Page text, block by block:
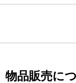
品販売に